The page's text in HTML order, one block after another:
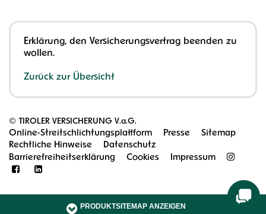
Erklärung, den Versicherungsvertrag beenden zu
wollen.
Zurück zur Übersicht
© TIROLER VERSICHERUNG V.a.G.
Online-Streitschlichtungsplattform
Presse
Sitemap
Rechtliche Hinweise
Datenschutz
Barrierefreiheitserklärung
Cookies Impressum
PRODUKTSITEMAP ANZEIGEN